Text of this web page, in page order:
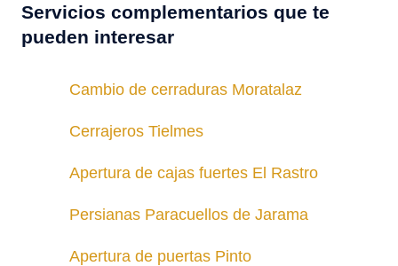
Servicios complementarios que te
pueden interesar
Cambio de cerraduras Moratalaz
Cerrajeros Tielmes
Apertura de cajas fuertes El Rastro
Persianas Paracuellos de Jarama
Apertura de puertas Pinto